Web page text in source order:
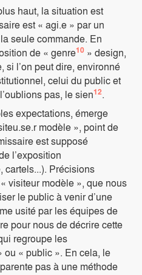
haut, la situation est
est « agi.e » par un
seule commande. En
de « genre10 » design,
si l’on peut dire, environné
celui du public et
pas, le sien12.
expectations, émerge
modèle », point de
est supposé
l’exposition
cartels...). Précisions
visiteur modèle », que nous
le public à venir d’une
usité par les équipes de
pour nous de décrire cette
regroupe les
ou « public ». En cela, le
pas à une méthode